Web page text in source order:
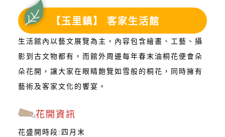
【玉里鎮】 客家生活館
生活館內以藝文展覽為主，內容包含繪畫、工藝、攝
影到古文物都有，而館外周邊每年春末油桐花便會朵
朵花開，讓大家在眼睛飽覽如雪般的桐花，同時擁有
藝術及客家文化的饗宴。
花開資訊
花盛開時段:四月末